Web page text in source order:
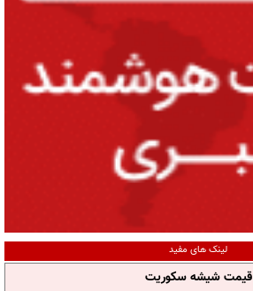
لینک های مفید
قیمت شیشه سکوریت